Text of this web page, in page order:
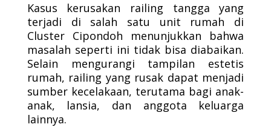
Kasus kerusakan railing tangga yang
terjadi di salah satu unit rumah di
Cluster Cipondoh menunjukkan bahwa
masalah seperti ini tidak bisa diabaikan.
Selain mengurangi tampilan estetis
rumah, railing yang rusak dapat menjadi
sumber kecelakaan, terutama bagi anak-
anak, lansia, dan anggota keluarga
lainnya.